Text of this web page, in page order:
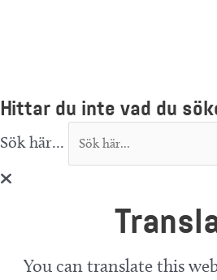
Hittar du inte vad du
Sök här...
You can translate this